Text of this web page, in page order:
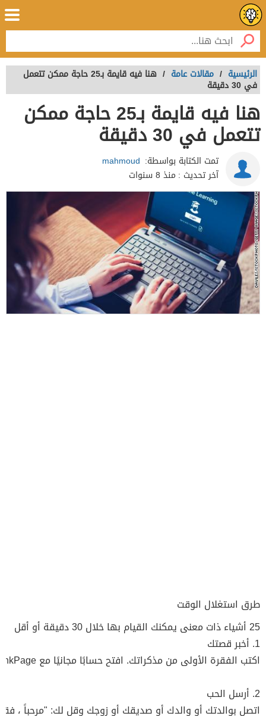
الرئيسية / مقالات عامة / هنا فيه قايمة بـ25 حاجة ممكن تتعمل
في 30 دقيقة
هنا فيه قايمة بـ25 حاجة ممكن
تتعمل في 30 دقيقة
تمت الكتابة بواسطة: mahmoud
آخر تحديث : منذ 8 سنوات
طرق استغلال الوقت